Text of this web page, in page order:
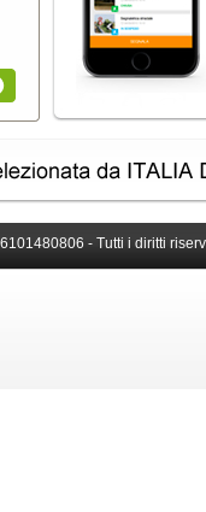
- Tutti i diritti